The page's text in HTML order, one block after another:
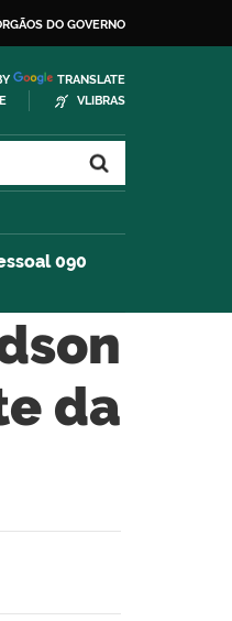
DO GOVERNO
TRANSLATE
VLIBRAS
090
da